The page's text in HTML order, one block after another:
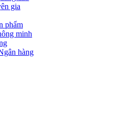
gia
phẩm
minh
hàng